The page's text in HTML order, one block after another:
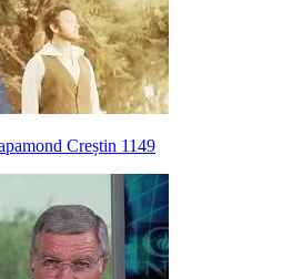
Creștin 1149